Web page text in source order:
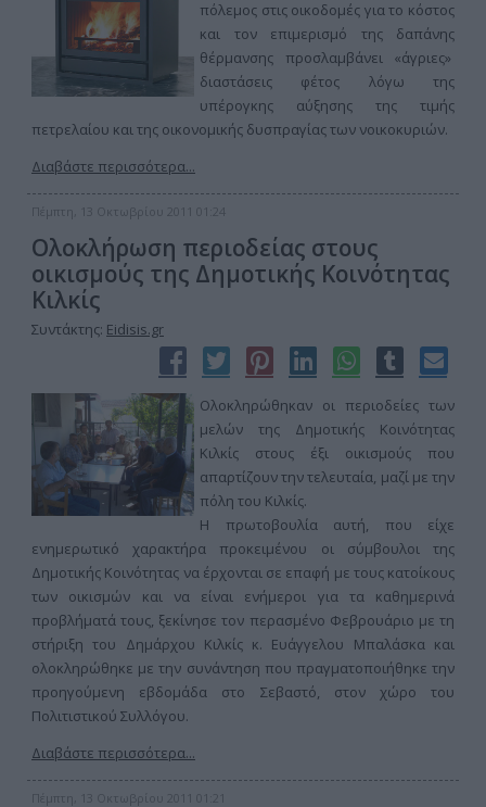
πόλεμος στις οικοδομές για το κόστος
και τον επιμερισμό της δαπάνης
θέρμανσης προσλαμβάνει «άγριες»
διαστάσεις φέτος λόγω της
υπέρογκης αύξησης της τιμής
πετρελαίου και της οικονομικής δυσπραγίας των νοικοκυριών.
Διαβάστε περισσότερα...
Πέμπτη, 13 Οκτωβρίου 2011 01:24
Ολοκλήρωση περιοδείας στους
οικισμούς της Δημοτικής Κοινότητας
Κιλκίς
Συντάκτης: Eidisis.gr
Ολοκληρώθηκαν οι περιοδείες των
μελών της Δημοτικής Κοινότητας
Κιλκίς στους έξι οικισμούς που
απαρτίζουν την τελευταία, μαζί με την
πόλη του Κιλκίς.
Η πρωτοβουλία αυτή, που είχε
ενημερωτικό χαρακτήρα προκειμένου οι σύμβουλοι της
Δημοτικής Κοινότητας να έρχονται σε επαφή με τους κατοίκους
των οικισμών και να είναι ενήμεροι για τα καθημερινά
προβλήματά τους, ξεκίνησε τον περασμένο Φεβρουάριο με τη
στήριξη του Δημάρχου Κιλκίς κ. Ευάγγελου Μπαλάσκα και
ολοκληρώθηκε με την συνάντηση που πραγματοποιήθηκε την
προηγούμενη εβδομάδα στο Σεβαστό, στον χώρο του
Πολιτιστικού Συλλόγου.
Διαβάστε περισσότερα...
Πέμπτη, 13 Οκτωβρίου 2011 01:21